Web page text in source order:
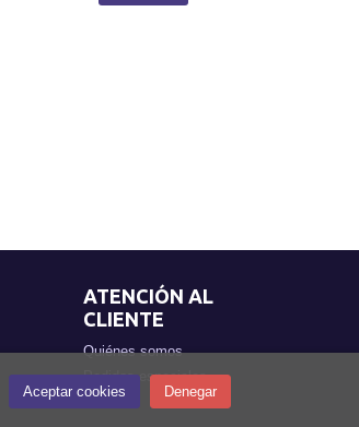
ATENCIÓN AL
CLIENTE
Quiénes somos
Pedidos especiales
Horarios
Aceptar cookies Denegar